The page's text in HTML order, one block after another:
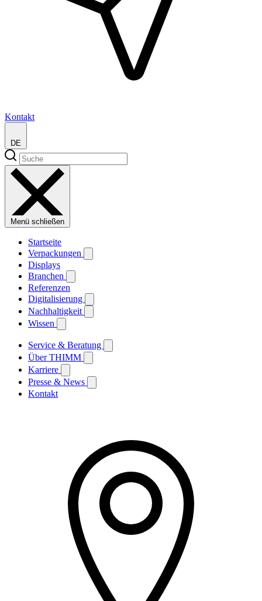
Kontakt
DE
Menü schließen
Startseite
Verpackungen
Displays
Branchen
Referenzen
Digitalisierung
Nachhaltigkeit
Wissen
Service & Beratung
Über THIMM
Karriere
Presse & News
Kontakt